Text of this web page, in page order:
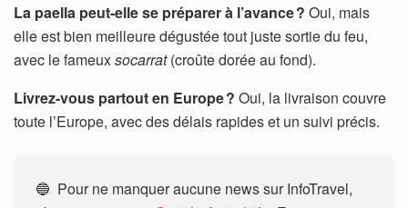
La paella peut-elle se préparer à l’avance ? Oui, mais
elle est bien meilleure dégustée tout juste sortie du feu,
avec le fameuxsocarrat(croûte dorée au fond).
Livrez-vous partout en Europe ? Oui, la livraison couvre
toute l’Europe, avec des délais rapides et un suivi précis.
🔵 Pour ne manquer aucune news sur InfoTravel,